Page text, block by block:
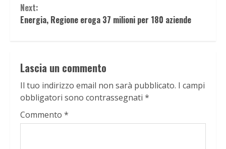
Next:
Energia, Regione eroga 37 milioni per 180 aziende
Lascia un commento
Il tuo indirizzo email non sarà pubblicato. I campi
obbligatori sono contrassegnati *
Commento *